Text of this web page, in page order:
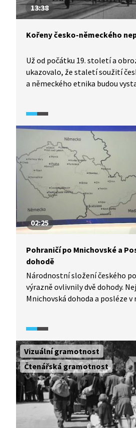
13:38
Kořeny česko-německého
Už od počátku 19. století a
ukazovalo, že staletí soužití
a německého etnika budou
Němci, vznik samostatné
snažili dát najevo svoji
léta, kdy hospodářské a sociální
k prohloubení vzájemných
02:25
Pohraničí po Mnichovské a
dohodě
Národnostní složení českého
výrazně ovlivnily dvě dohody.
Mnichovská dohoda a posléze v
národnostní složení českého
Vizuální gramotnost
Čtenářská gramotnost